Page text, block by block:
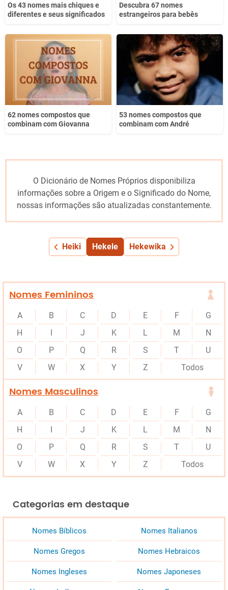
Os 43 nomes mais chiques e
diferentes e seus significados
Descubra 67 nomes
estrangeiros para bebês
62 nomes compostos que
combinam com Giovanna
53 nomes compostos que
combinam com André
O Dicionário de Nomes Próprios disponibiliza
informações sobre a Origem e o Significado do Nome,
nossas informações são atualizadas constantemente.
Heiki Hekele Hekewika
Nomes Femininos
A B C D E F
G
H
J K L M
N
O
P Q R S T
U
V
W X Y Z Todos
Nomes Masculinos
A B C D E F
G
H
J K L M
N
O
P Q R S T
U
V
W X Y Z Todos
Categorias em destaque
Nomes Bíblicos Nomes Italianos
Nomes Gregos Nomes Hebraicos
Nomes Ingleses Nomes Japoneses